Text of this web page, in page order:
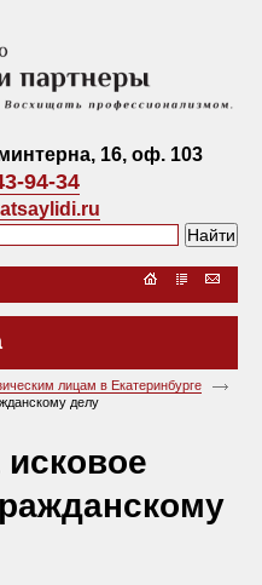
16, оф. 103
94-34
лицам в Екатеринбурге
делу